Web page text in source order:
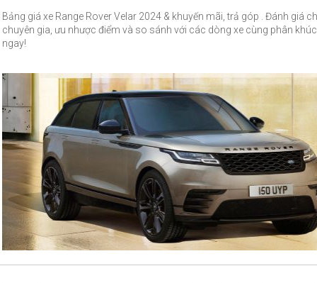
Bảng giá xe Range Rover Velar 2024 & khuyến mãi, trả góp . Đánh giá
chuyên gia, ưu nhược điểm và so sánh với các dòng xe cùng phân
ngay!